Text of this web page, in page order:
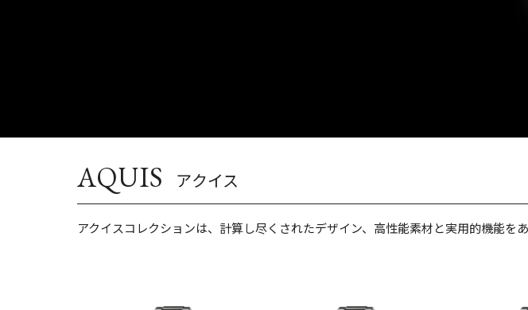
AQUIS アクイス
アクイスコレクションは、計算し尽くされたデザイン、高性能素材と実用的機能を